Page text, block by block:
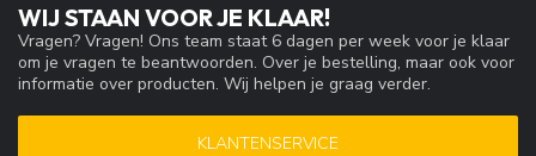
WIJ STAAN VOOR JE KLAAR!
Vragen? Vragen! Ons team staat 6 dagen per week voor je klaar
om je vragen te beantwoorden. Over je bestelling, maar ook voor
informatie over producten. Wij helpen je graag verder.
KLANTENSERVICE